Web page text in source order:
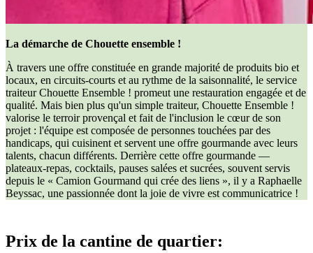
La démarche de Chouette ensemble !
À travers une offre constituée en grande majorité de produits bio et
locaux, en circuits-courts et au rythme de la saisonnalité, le service
traiteur Chouette Ensemble ! promeut une restauration engagée et de
qualité. Mais bien plus qu'un simple traiteur, Chouette Ensemble !
valorise le terroir provençal et fait de l'inclusion le cœur de son
projet : l'équipe est composée de personnes touchées par des
handicaps, qui cuisinent et servent une offre gourmande avec leurs
talents, chacun différents. Derrière cette offre gourmande —
plateaux-repas, cocktails, pauses salées et sucrées, souvent servis
depuis le « Camion Gourmand qui crée des liens », il y a Raphaelle
Beyssac, une passionnée dont la joie de vivre est communicatrice !
Prix de la cantine de quartier: